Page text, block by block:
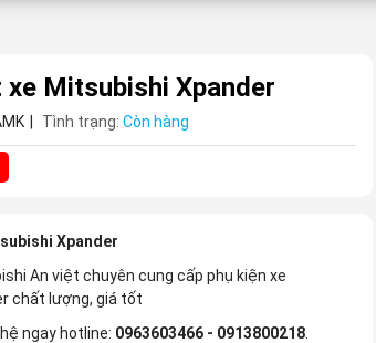
xe Mitsubishi Xpander
Tình trạng: Còn hàng
Xpander
An việt chuyên cung cấp phụ kiện xe
chất lượng, giá tốt
ngay hotline: 0963603466 - 0913800218.